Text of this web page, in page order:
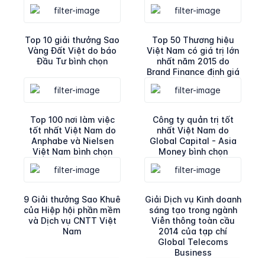
Top 10 giải thưởng Sao
Vàng Đất Việt do báo
Đầu Tư bình chọn
Top 50 Thương hiệu
Việt Nam có giá trị lớn
nhất năm 2015 do
Brand Finance định giá
Top 100 nơi làm việc
tốt nhất Việt Nam do
Anphabe và Nielsen
Việt Nam bình chọn
Công ty quản trị tốt
nhất Việt Nam do
Global Capital - Asia
Money bình chọn
9 Giải thưởng Sao Khuê
của Hiệp hội phần mềm
và Dịch vụ CNTT Việt
Nam
Giải Dịch vụ Kinh doanh
sáng tạo trong ngành
Viễn thông toàn cầu
2014 của tạp chí
Global Telecoms
Business